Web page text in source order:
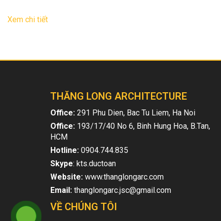
Xem chi tiết
THĂNG LONG ARCHITECTURE
Office: 291 Phu Dien, Bac Tu Liem, Ha Noi
Office: 193/17/40 No 6, Binh Hung Hoa, B.Tan,
HCM
Hotline: 0904.744.835
Skype: kts.ductoan
Website: www.thanglongarc.com
Email: thanglongarc.jsc@gmail.com
VỀ CHÚNG TÔI